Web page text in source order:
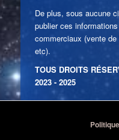
De plus, sous aucune
publier ces
commerciaux (vente
etc).
TOUS DROITS
2023 - 2025